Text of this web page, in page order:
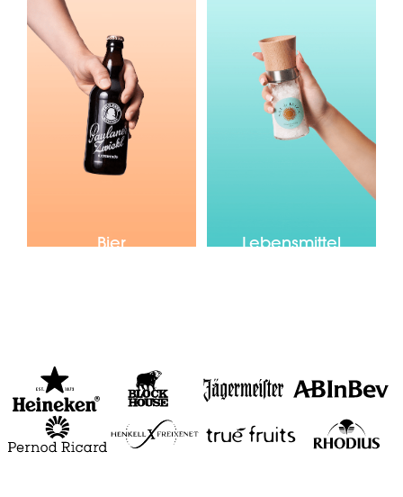
Bier Lebensmittel